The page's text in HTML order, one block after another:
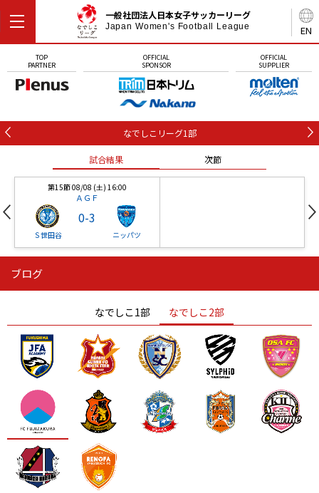
EN
一般社団法人日本女子サッカーリーグ
Japan Women's Football League
TOP
PARTNER
OFFICIAL
SPONSOR
OFFICIAL
SUPPLIER
なでしこリーグ1部
試合結果 次節
第15節 08/08 (土) 16:00
ＡＧＦ
Ｓ世田谷
0-3
ニッパツ
ニッパツ
ニッパツ 名古屋
石人の星
静岡 愛媛Ｌ
ブログ
なでしこ1部 なでしこ2部